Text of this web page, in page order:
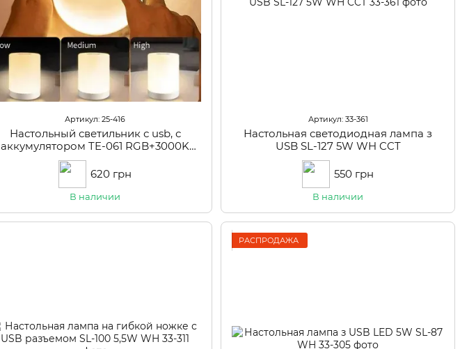
Артикул: 25-416
Настольный светильник с usb, с
аккумулятором TE-061 RGB+3000K
USB
620 грн
В наличии
Артикул: 33-361
Настольная светодиодная лампа з
USB SL-127 5W WH CCT
550 грн
В наличии
РАСПРОДАЖА